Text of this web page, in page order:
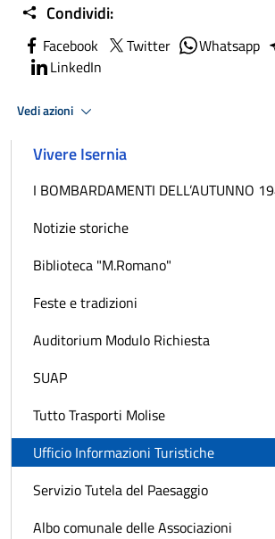
Condividi:
Facebook Twitter Whatsapp
LinkedIn
Vedi azioni
Vivere Isernia
I BOMBARDAMENTI DELL’AUTUNNO
Notizie storiche
Biblioteca "M.Romano"
Feste e tradizioni
Auditorium Modulo Richiesta
SUAP
Tutto Trasporti Molise
Ufficio Informazioni Turistiche
Servizio Tutela del Paesaggio
Albo comunale delle Associazioni